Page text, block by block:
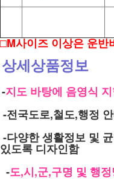
□M사이즈 이상은 운반
상세상품정보
-지도 바탕에 음영식
-전국도로,철도,행정
-다양한 생활정보 및
있도록 디자인함
-도,시,군,구명 및 행